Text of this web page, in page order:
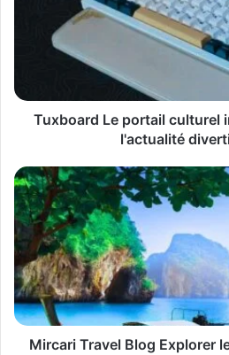
incontournable
Tuxboard Le portail culturel
l'actualité
Mircari
Travel
Blog
Explorer
le
monde
avec
Mircari
Mircari Travel Blog Explorer